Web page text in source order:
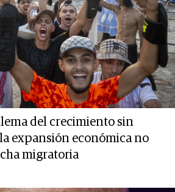
del crecimiento sin
expansión económica no
migratoria